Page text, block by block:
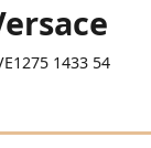
1433 54